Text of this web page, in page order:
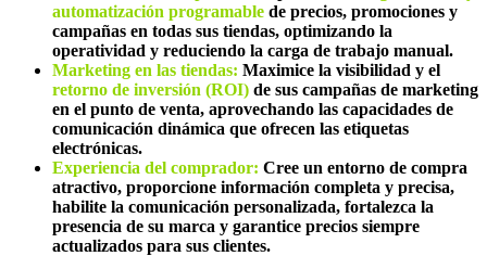
automatización programable de precios, promociones y
campañas en todas sus tiendas, optimizando la
operatividad y reduciendo la carga de trabajo manual.
Marketing en las tiendas: Maximice la visibilidad y el
retorno de inversión (ROI) de sus campañas de marketing
en el punto de venta, aprovechando las capacidades de
comunicación dinámica que ofrecen las etiquetas
electrónicas.
Experiencia del comprador: Cree un entorno de compra
atractivo, proporcione información completa y precisa,
habilite la comunicación personalizada, fortalezca la
presencia de su marca y garantice precios siempre
actualizados para sus clientes.